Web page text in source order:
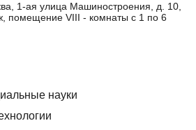
1-ая улица Машиностроения, д. 10,
помещение VIII - комнаты с 1 по 6
науки